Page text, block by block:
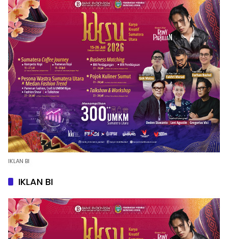
IKLAN BI
IKLAN BI